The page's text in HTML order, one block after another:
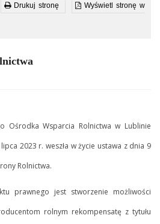
Drukuj stronę Wyświetl stronę w
Ośrodka Wsparcia Rolnictwa w Lublinie
2023 r. weszła w życie ustawa z dnia 9
Rolnictwa.
prawnego jest stworzenie możliwości
rolnym rekompensatę z tytułu